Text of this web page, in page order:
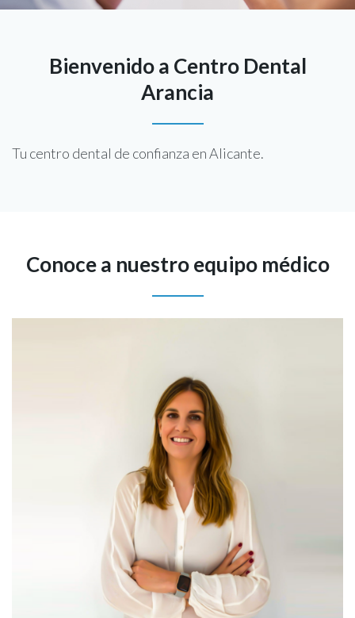
Bienvenido a Centro Dental
Arancia
Tu centro dental de confianza en Alicante.
Conoce a nuestro equipo médico